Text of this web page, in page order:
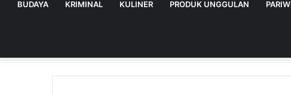
BUDAYA KRIMINAL KULINER PRODUK UNGGULAN